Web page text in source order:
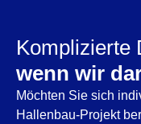
Komplizierte
wenn wir
Möchten Sie sich
Hallenbau-Projekt